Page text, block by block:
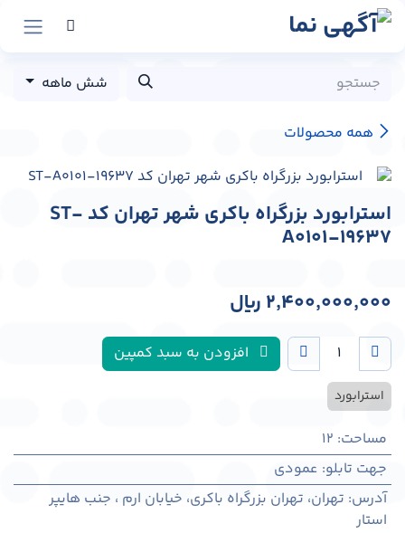
پرش به محتوا
همه محصولات
شش ماهه
استرابورد بزرگراه باکری شهر تهران کد ST-
A0101-19637
2,400,000,000 ﷼
افزودن به سبد کمپین
استرابورد
مساحت:
12
جهت تابلو: عمودی
آدرس: تهران، تهران بزرگراه باکری، خیابان ارم ، جنب هایپر
استار